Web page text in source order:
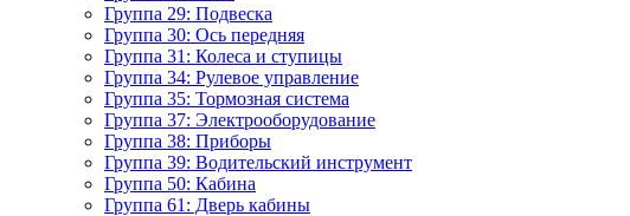
Группа 29: Подвеска
Группа 30: Ось передняя
Группа 31: Колеса и ступицы
Группа 34: Рулевое управление
Группа 35: Тормозная система
Группа 37: Электрооборудование
Группа 38: Приборы
Группа 39: Водительский инструмент
Группа 50: Кабина
Группа 61: Дверь кабины